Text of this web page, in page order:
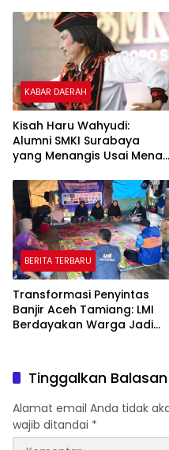
KABAR DAERAH
Kisah Haru Wahyudi:
Alumni SMKI Surabaya
yang Menangis Usai Menari
BERITA TERBARU
Transformasi Penyintas
Banjir Aceh Tamiang: LMI
Berdayakan Warga Jadi
Tinggalkan Balasan
Alamat email Anda tidak
wajib ditandai *